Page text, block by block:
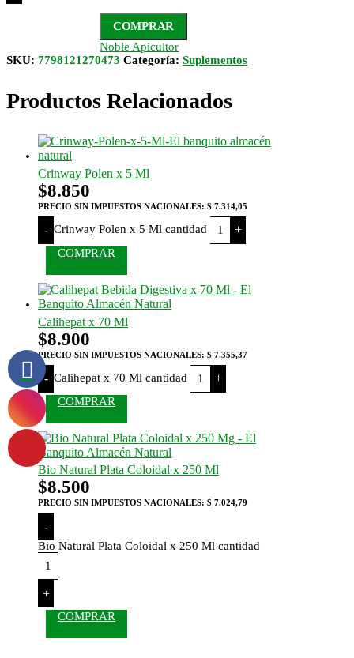
COMPRAR
Noble Apicultor
SKU: 7798121270473 Categoría: Suplementos
Productos Relacionados
Crinway Polen x 5 Ml
$8.850
PRECIO SIN IMPUESTOS NACIONALES: $ 7.314,05
- Crinway Polen x 5 Ml cantidad +
COMPRAR
Calihepat x 70 Ml
$8.900
PRECIO SIN IMPUESTOS NACIONALES: $ 7.355,37
- Calihepat x 70 Ml cantidad +
COMPRAR
Bio Natural Plata Coloidal x 250 Ml
$8.500
PRECIO SIN IMPUESTOS NACIONALES: $ 7.024,79
-
Bio Natural Plata Coloidal x 250 Ml cantidad
+
COMPRAR